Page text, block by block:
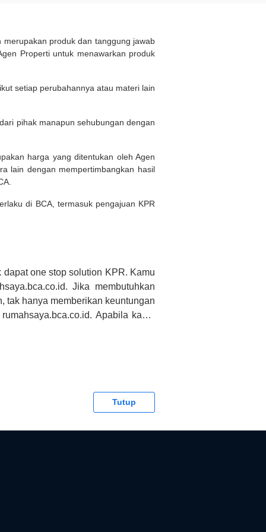
produk dan tanggung jawab
Properti untuk menawarkan produk
setiap perubahannya atau materi lain
pihak manapun sehubungan dengan
harga yang ditentukan oleh Agen
lain dengan mempertimbangkan hasil
di BCA, termasuk pengajuan KPR
one stop solution KPR. Kamu
Jika membutuhkan
tak hanya memberikan keuntungan
Apabila kamu
Tutup